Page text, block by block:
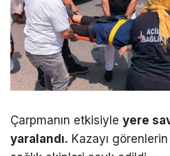
Çarpmanın etkisiyle yere
yaralandı. Kazayı